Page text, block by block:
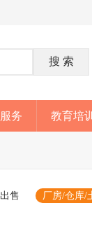
务 教育培训
售 厂房/仓库/